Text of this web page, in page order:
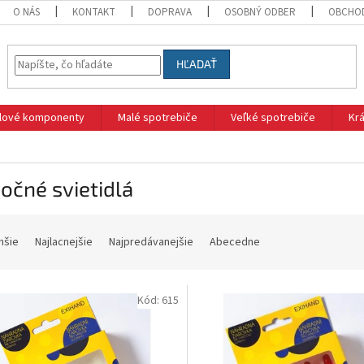
O NÁS KONTAKT DOPRAVA OSOBNÝ ODBER
HĽADAŤ
komponenty Malé spotrebiče Veľké spotrebiče
svietidlá
Najlacnejšie Najpredávanejšie Abecedne
Kód: 615